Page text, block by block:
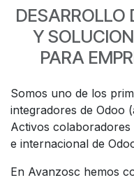
DESARROLLO
Y
PARA
Somos uno de los
integradores de Odoo
Activos
e internacional de
En Avanzosc hemos